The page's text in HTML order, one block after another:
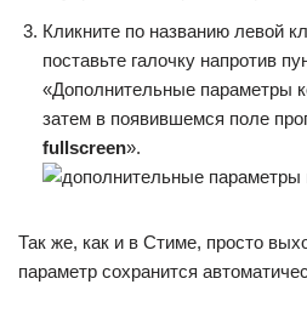
Кликните по названию левой
поставьте галочку напротив
«Дополнительные параметры
затем в появившемся поле
fullscreen».
Так же, как и в Стиме, просто
параметр сохранится